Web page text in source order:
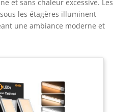
et sans chaleur excessive. Les
les étagères illuminent
une ambiance moderne et